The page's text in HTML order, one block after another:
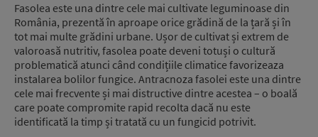
Fasolea este una dintre cele mai cultivate leguminoase din
România, prezentă în aproape orice grădină de la țară și în
tot mai multe grădini urbane. Ușor de cultivat și extrem de
valoroasă nutritiv, fasolea poate deveni totuși o cultură
problematică atunci când condițiile climatice favorizeaza
instalarea bolilor fungice. Antracnoza fasolei este una dintre
cele mai frecvente și mai distructive dintre acestea – o boală
care poate compromite rapid recolta dacă nu este
identificată la timp și tratată cu un fungicid potrivit.